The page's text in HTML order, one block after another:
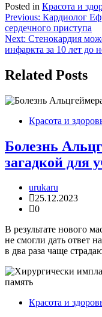
Posted in Красота и
Навигация
по
записям
Previous: Кардиолог
сердечного приступа
Next: Стенокардия
инфаркта за 10 лет до
Related Posts
Красота и
Болезнь
загадкой для
urukaru
25.12.2023
0
В результате нового
не смогли дать ответ
в два раза чаще
Красота и